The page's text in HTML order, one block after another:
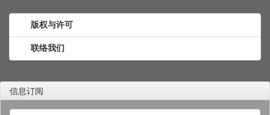
版权与许可
联络我们
信息订阅